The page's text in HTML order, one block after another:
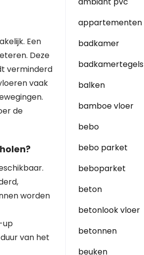
Een
Deze
verminderd
vaak
de
worden
up
van het
appartementen
badkamer
badkamertegels
balken
bamboe vloer
bebo
bebo parket
beboparket
beton
betonlook vloer
betonnen
beuken